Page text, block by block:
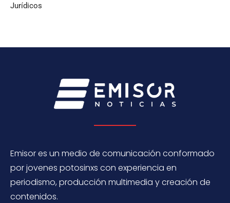
Jurídicos
Emisor es un medio de comunicación conformado
por jovenes potosinxs con experiencia en
periodismo, producción multimedia y creación de
contenidos.